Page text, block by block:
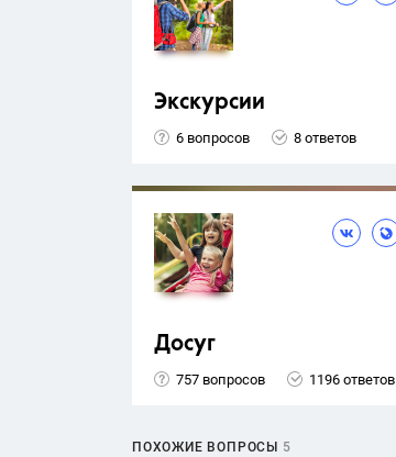
Экскурсии
6 вопросов 8 ответов
Досуг
757 вопросов 1196 ответов
ПОХОЖИЕ ВОПРОСЫ 5